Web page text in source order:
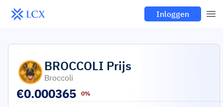
Inloggen
BROCCOLI Prijs
Broccoli
€0.000365 0%